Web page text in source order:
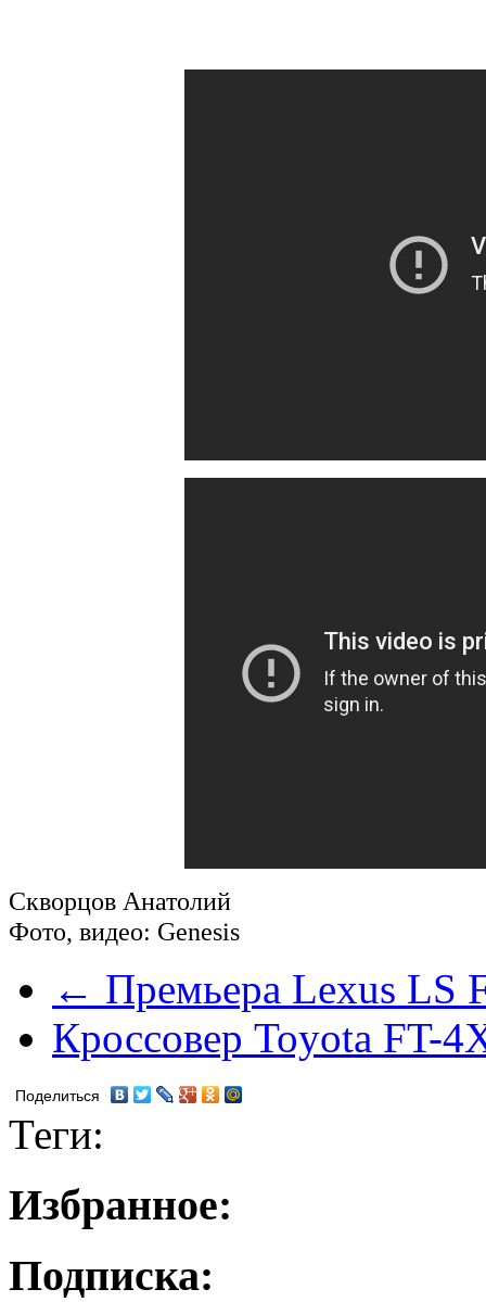
Скворцов Анатолий
Фото, видео: Genesis
← Премьера Lexus LS
Кроссовер Toyota FT-
Поделиться
Теги:
Избранное:
Подписка: